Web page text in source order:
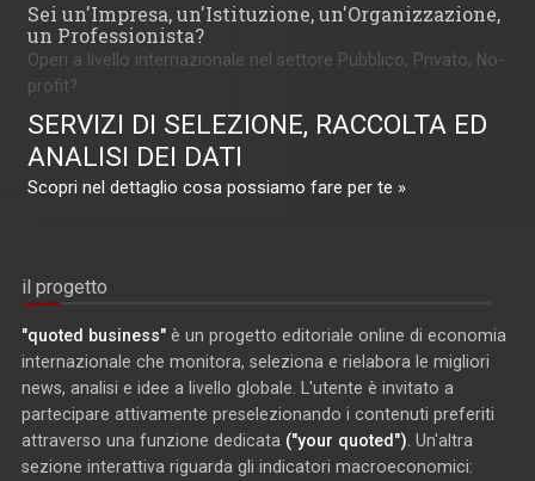
Sei un'Impresa, un'Istituzione, un'Organizzazione,
un Professionista?
Operi a livello internazionale nel settore Pubblico, Privato, No-
profit?
SERVIZI DI SELEZIONE, RACCOLTA ED
ANALISI DEI DATI
Scopri nel dettaglio cosa possiamo fare per te »
il progetto
"quoted business" è un progetto editoriale online di economia
internazionale che monitora, seleziona e rielabora le migliori
news, analisi e idee a livello globale. L'utente è invitato a
partecipare attivamente preselezionando i contenuti preferiti
attraverso una funzione dedicata ("your quoted") . Un'altra
sezione interattiva riguarda gli indicatori macroeconomici: